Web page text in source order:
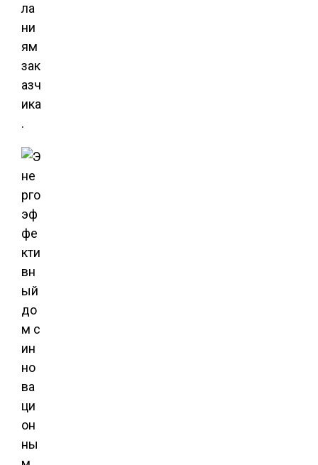
ла
ни
ям
зак
азч
ика
.